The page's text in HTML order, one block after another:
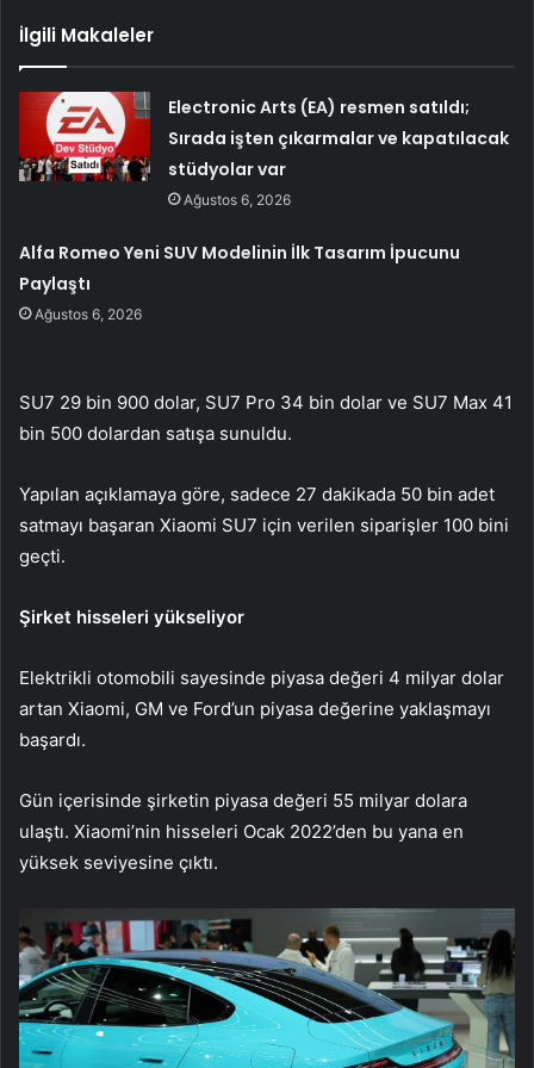
İlgili Makaleler
Electronic Arts (EA) resmen satıldı;
Sırada işten çıkarmalar ve kapatılacak
stüdyolar var
Ağustos 6, 2026
Alfa Romeo Yeni SUV Modelinin İlk Tasarım İpucunu
Paylaştı
Ağustos 6, 2026
SU7 29 bin 900 dolar, SU7 Pro 34 bin dolar ve SU7 Max 41
bin 500 dolardan satışa sunuldu.
Yapılan açıklamaya göre, sadece 27 dakikada 50 bin adet
satmayı başaran Xiaomi SU7 için verilen siparişler 100 bini
geçti.
Şirket hisseleri yükseliyor
Elektrikli otomobili sayesinde piyasa değeri 4 milyar dolar
artan Xiaomi, GM ve Ford’un piyasa değerine yaklaşmayı
başardı.
Gün içerisinde şirketin piyasa değeri 55 milyar dolara
ulaştı. Xiaomi’nin hisseleri Ocak 2022’den bu yana en
yüksek seviyesine çıktı.